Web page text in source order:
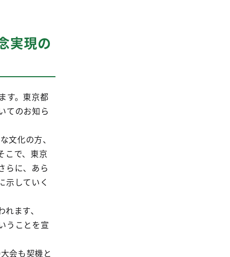
実現の
す。東京都
てのお知ら
文化の方、
こで、東京
らに、あら
示していく
ます、
うことを宣
会も契機と